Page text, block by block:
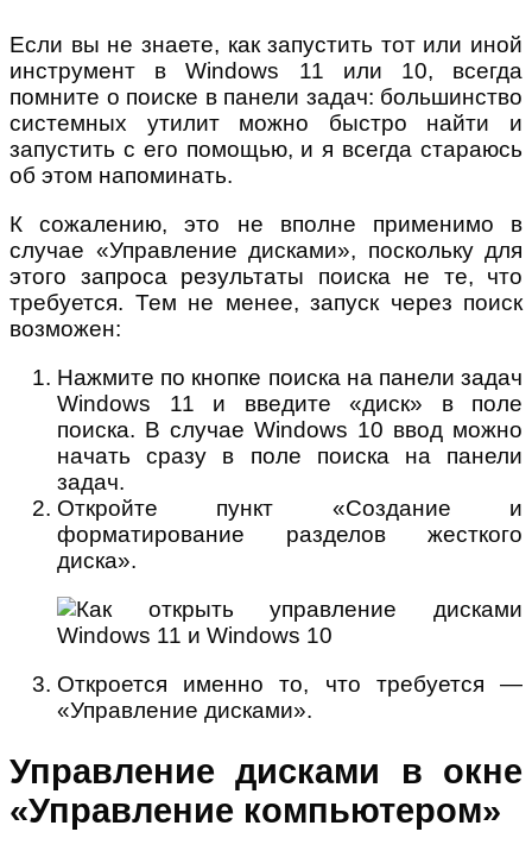
Если вы не знаете, как запустить тот или иной
инструмент в Windows 11 или 10, всегда
помните о поиске в панели задач: большинство
системных утилит можно быстро найти и
запустить с его помощью, и я всегда стараюсь
об этом напоминать.
К сожалению, это не вполне применимо в
случае «Управление дисками», поскольку для
этого запроса результаты поиска не те, что
требуется. Тем не менее, запуск через поиск
возможен:
Нажмите по кнопке поиска на панели задач
Windows 11 и введите «диск» в поле
поиска. В случае Windows 10 ввод можно
начать сразу в поле поиска на панели
задач.
Откройте пункт «Создание и
форматирование разделов жесткого
диска».
Откроется именно то, что требуется —
«Управление дисками».
Управление дисками в окне
«Управление компьютером»